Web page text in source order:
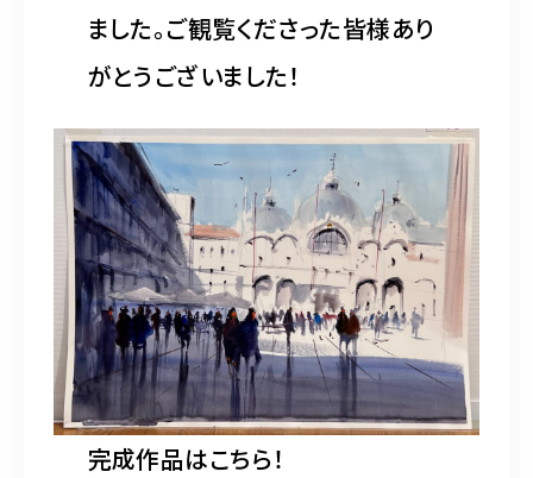
ました。ご観覧くださった皆様あり
がとうございました！
完成作品はこちら！